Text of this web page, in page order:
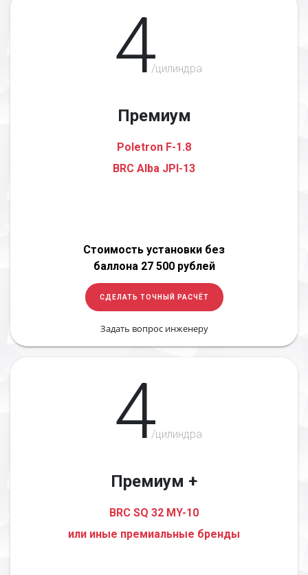
4/цилиндра
Премиум
Poletron F-1.8
BRC Alba JPI-13
Стоимость установки без
баллона 27 500 рублей
СДЕЛАТЬ ТОЧНЫЙ РАСЧЁТ
Задать вопрос инженеру
4/цилиндра
Премиум +
BRC SQ 32 MY-10
или иные премиальные бренды